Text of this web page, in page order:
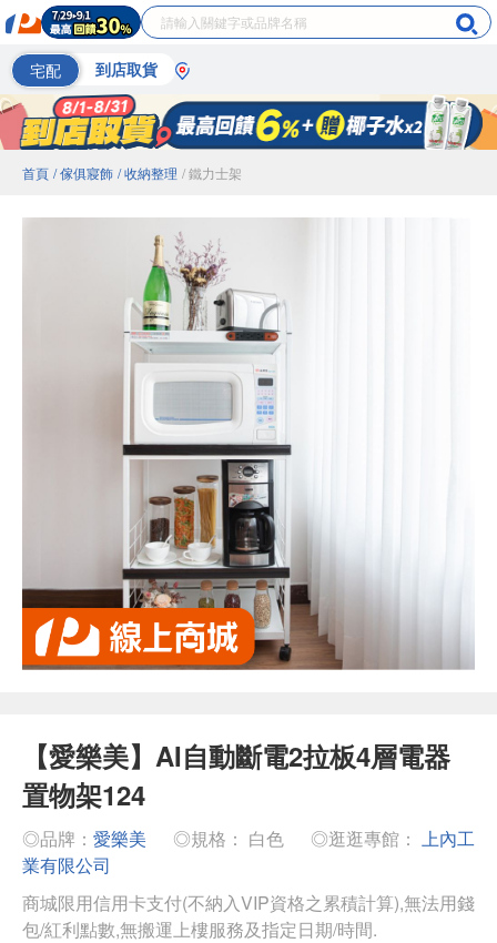
宅配 到店取貨
首頁 / 傢俱寢飾 / 收納整理 / 鐵力士架
【愛樂美】AI自動斷電2拉板4層電器
置物架124
◎品牌： 愛樂美 ◎規格： 白色 ◎逛逛專館： 上內工
業有限公司
商城限用信用卡支付(不納入VIP資格之累積計算),無法用錢
包/紅利點數,無搬運上樓服務及指定日期/時間.